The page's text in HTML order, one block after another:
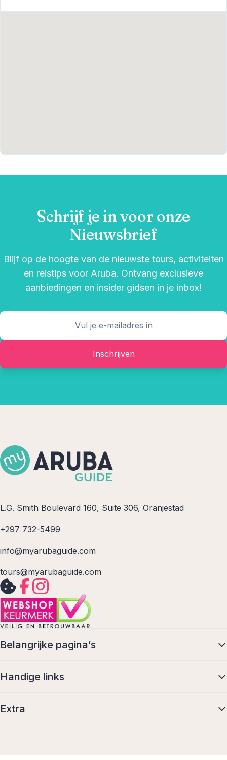
Schrijf je in voor onze
Nieuwsbrief
Blijf op de hoogte van de nieuwste tours, activiteiten
en reistips voor Aruba. Ontvang exclusieve
aanbiedingen en insider gidsen in je inbox!
Inschrijven
L.G. Smith Boulevard 160, Suite 306, Oranjestad
+297 732-5499
info@myarubaguide.com
tours@myarubaguide.com
Belangrijke pagina’s
Handige links
Extra